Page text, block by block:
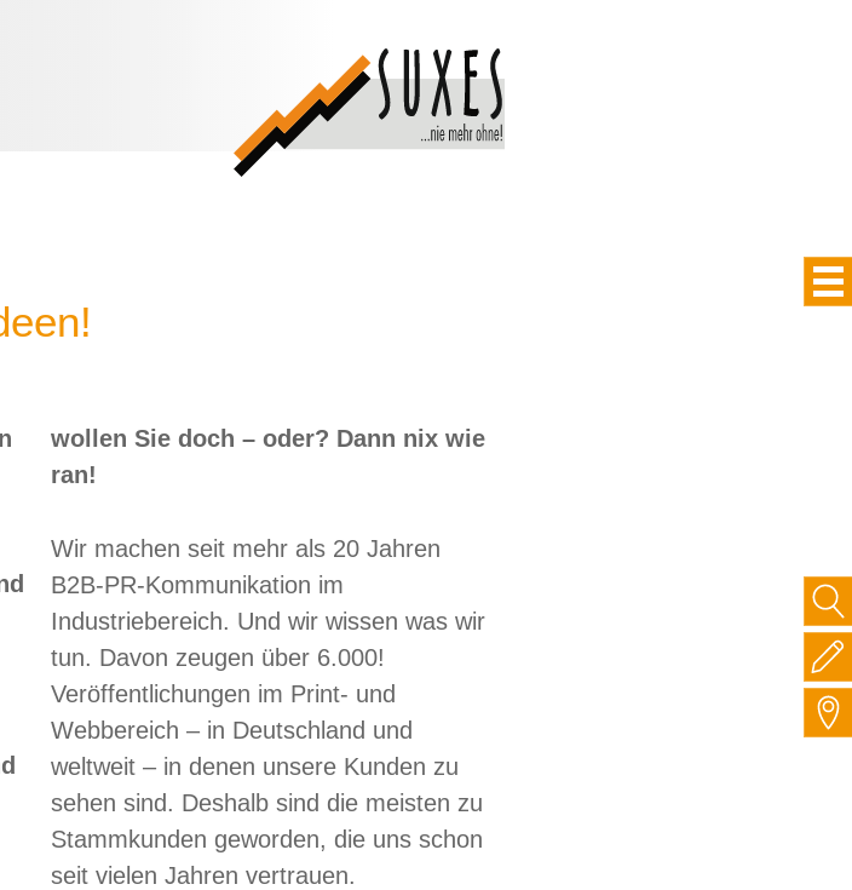
ran!
Wir machen seit mehr als 20 Jahren
B2B-PR-Kommunikation im
Industriebereich. Und wir wissen was wir
tun. Davon zeugen über 6.000!
Veröffentlichungen im Print- und
Webbereich – in Deutschland und
weltweit – in denen unsere Kunden zu
sehen sind. Deshalb sind die meisten zu
Stammkunden geworden, die uns schon
seit vielen Jahren vertrauen.